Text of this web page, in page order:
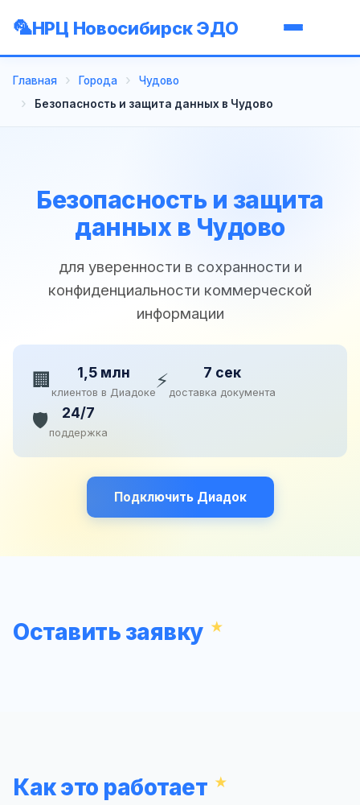
НРЦ Новосибирск ЭДО
Главная Города
Чудово
Безопасность и защита данных в Чудово
Безопасность и защита
данных в Чудово
для уверенности в сохранности и
конфиденциальности коммерческой
информации
🏢 1,5 млн
клиентов в Диадоке⚡ 7 сек
доставка документа
🛡️ 24/7
поддержка
Подключить Диадок
Оставить заявку
Как это работает